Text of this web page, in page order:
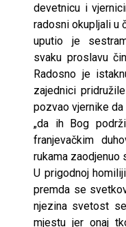
devetnicu i
radosni okupljali u
uputio je
svaku proslavu
Radosno je
zajednici
pozvao vjernike
„da ih Bog
franjevačkim
rukama zaodjenuo
U prigodnoj
premda se
njezina svetost
mjestu jer onaj